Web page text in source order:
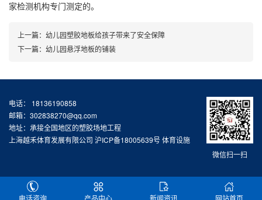
家检测机构专门测定的。
上一篇： 幼儿园塑胶地板给孩子带来了安全保障
下一篇： 幼儿园悬浮地板的铺装
微信扫一扫
电话： 18136190858
邮箱：302838270@qq.com
地址：承接全国地区的塑胶场地工程
上海越禾体育发展有限公司 沪ICP备18005639号体育设施
电话咨询 产品中心 新闻资讯 网站首页